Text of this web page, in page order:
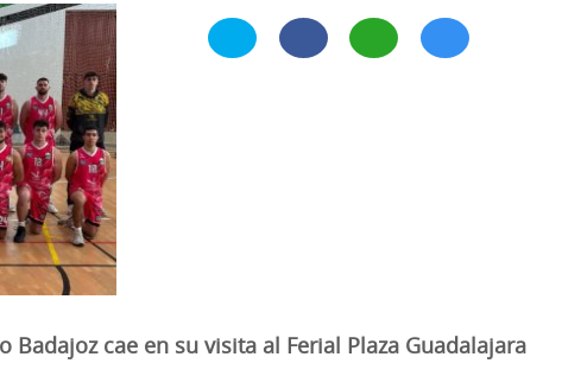
Formación Continua/Permanente
Tarifas
Badajoz cae en su visita al Ferial Plaza Guadalajara